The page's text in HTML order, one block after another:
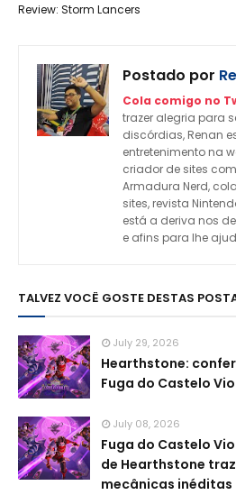
Review: Storm Lancers
Postado por
Cola comigo no
trazer alegria para
discórdias, Renan
entretenimento na
criador de sites
Armadura Nerd,
sites, revista
está a deriva nos
e afins para lhe
TALVEZ VOCÊ GOSTE DESTAS
July 29, 2026
Hearthstone:
Fuga do Castelo
July 08, 2026
Fuga do Castelo
de Hearthstone traz
mecânicas inéditas